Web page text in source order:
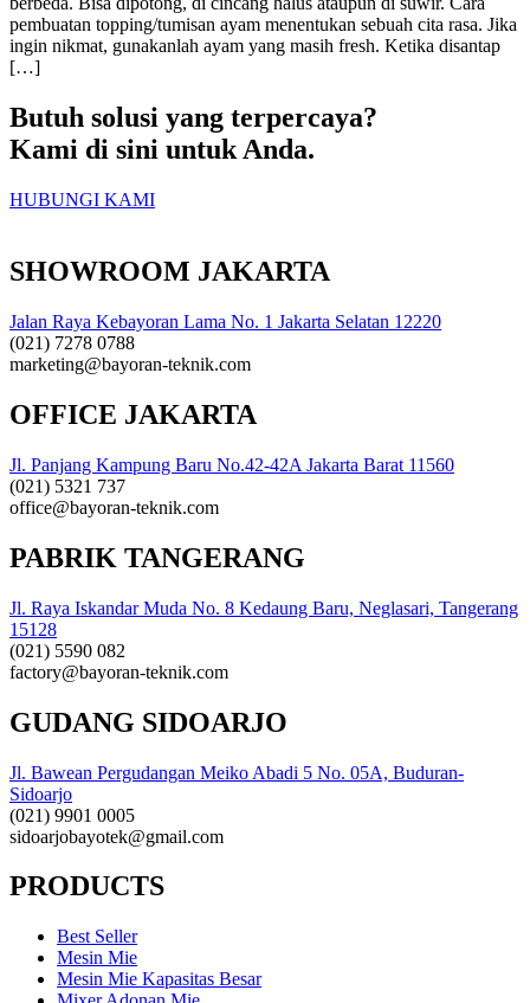
pembuatan topping/tumisan ayam menentukan sebuah cita rasa. Jika
ingin nikmat, gunakanlah ayam yang masih fresh. Ketika disantap
[…]
Butuh solusi yang terpercaya?
Kami di sini untuk Anda.
HUBUNGI KAMI
SHOWROOM JAKARTA
Jalan Raya Kebayoran Lama No. 1 Jakarta Selatan 12220
(021) 7278 0788
marketing@bayoran-teknik.com
OFFICE JAKARTA
Jl. Panjang Kampung Baru No.42-42A Jakarta Barat 11560
(021) 5321 737
office@bayoran-teknik.com
PABRIK TANGERANG
Jl. Raya Iskandar Muda No. 8 Kedaung Baru, Neglasari, Tangerang
15128
(021) 5590 082
factory@bayoran-teknik.com
GUDANG SIDOARJO
Jl. Bawean Pergudangan Meiko Abadi 5 No. 05A, Buduran-
Sidoarjo
(021) 9901 0005
sidoarjobayotek@gmail.com
PRODUCTS
Best Seller
Mesin Mie
Mesin Mie Kapasitas Besar